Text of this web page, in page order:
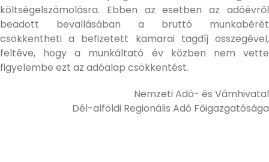
költségelszámolásra. Ebben az esetben az adóévről
beadott bevallásában a bruttó munkabérét
csökkentheti a befizetett kamarai tagdíj összegével,
feltéve, hogy a munkáltató év közben nem vette
figyelembe ezt az adóalap csökkentést.
Nemzeti Adó- és Vámhivatal
Dél-alföldi Regionális Adó Főigazgatósága